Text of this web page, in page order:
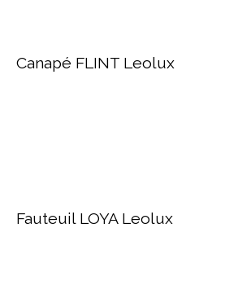
Canapé FLINT Leolux
Fauteuil LOYA Leolux